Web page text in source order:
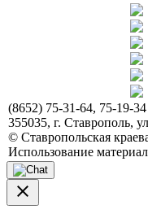
(8652) 75-31-64, 75-19-34
355035, г. Ставрополь,
© Ставропольская
Использование
close